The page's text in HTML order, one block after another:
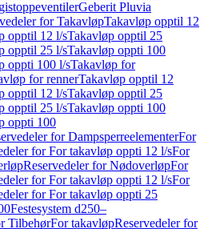
Geberit Pluvia
for TakavløpTakavløp opptil 12
opptil 12 l/sTakavløp opptil 25
opptil 25 l/sTakavløp oppti 100
oppti 100 l/sTakavløp for
for rennerTakavløp opptil 12
opptil 12 l/sTakavløp opptil 25
opptil 25 l/sTakavløp oppti 100
oppti 100
for DampsperreelementerFor
for For takavløp oppti 12 l/sFor
Reservedeler for NødoverløpFor
for For takavløp oppti 12 l/sFor
for For takavløp oppti 25
Festesystem d250–
TilbehørFor takavløpReservedeler for